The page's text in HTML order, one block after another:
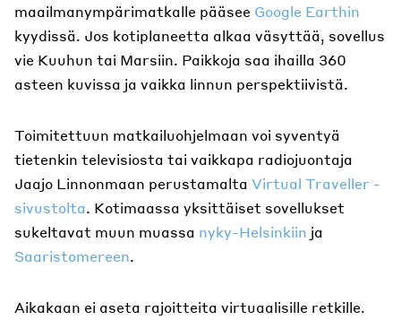
maailmanympärimatkalle pääsee Google Earthin
kyydissä. Jos kotiplaneetta alkaa väsyttää, sovellus
vie Kuuhun tai Marsiin. Paikkoja saa ihailla 360
asteen kuvissa ja vaikka linnun perspektiivistä.
Toimitettuun matkailuohjelmaan voi syventyä
tietenkin televisiosta tai vaikkapa radiojuontaja
Jaajo Linnonmaan perustamalta Virtual Traveller -
sivustolta. Kotimaassa yksittäiset sovellukset
sukeltavat muun muassa nyky-Helsinkiin ja
Saaristomereen.
Aikakaan ei aseta rajoitteita virtuaalisille retkille.